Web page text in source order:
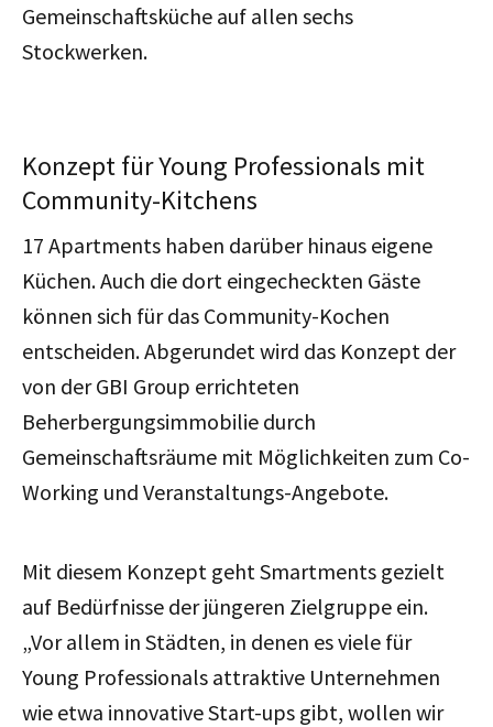
Gemeinschaftsküche auf allen sechs
Stockwerken.
Konzept für Young Professionals mit
Community-Kitchens
17 Apartments haben darüber hinaus eigene
Küchen. Auch die dort eingecheckten Gäste
können sich für das Community-Kochen
entscheiden. Abgerundet wird das Konzept der
von der GBI Group errichteten
Beherbergungsimmobilie durch
Gemeinschaftsräume mit Möglichkeiten zum Co-
Working und Veranstaltungs-Angebote.
Mit diesem Konzept geht Smartments gezielt
auf Bedürfnisse der jüngeren Zielgruppe ein.
„Vor allem in Städten, in denen es viele für
Young Professionals attraktive Unternehmen
wie etwa innovative Start-ups gibt, wollen wir